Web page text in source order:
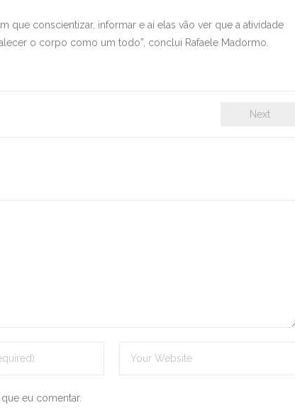
que conscientizar, informar e aí elas vão ver que a atividade
o corpo como um todo”, conclui Rafaele Madormo.
Next
eu comentar.